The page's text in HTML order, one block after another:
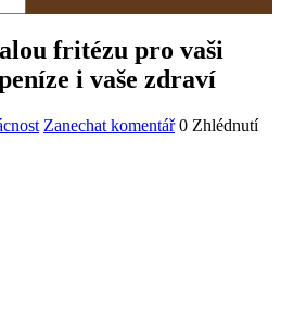
fritézu pro vaši
i vaše zdraví
Zanechat komentář 0 Zhlédnutí